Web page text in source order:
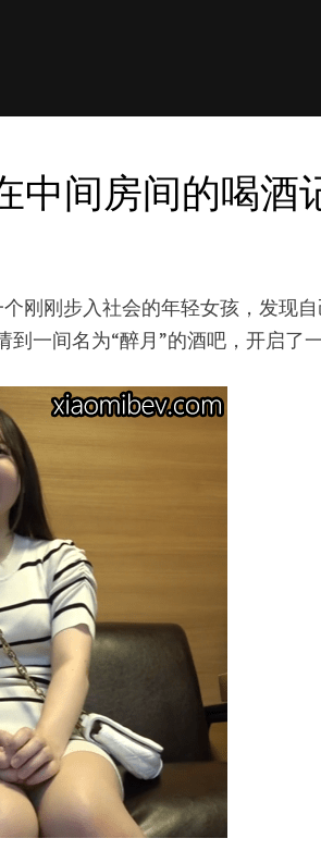
间房间的喝酒
刚刚步入社会的年轻女孩，发现
一间名为“醉月”的酒吧，开启了